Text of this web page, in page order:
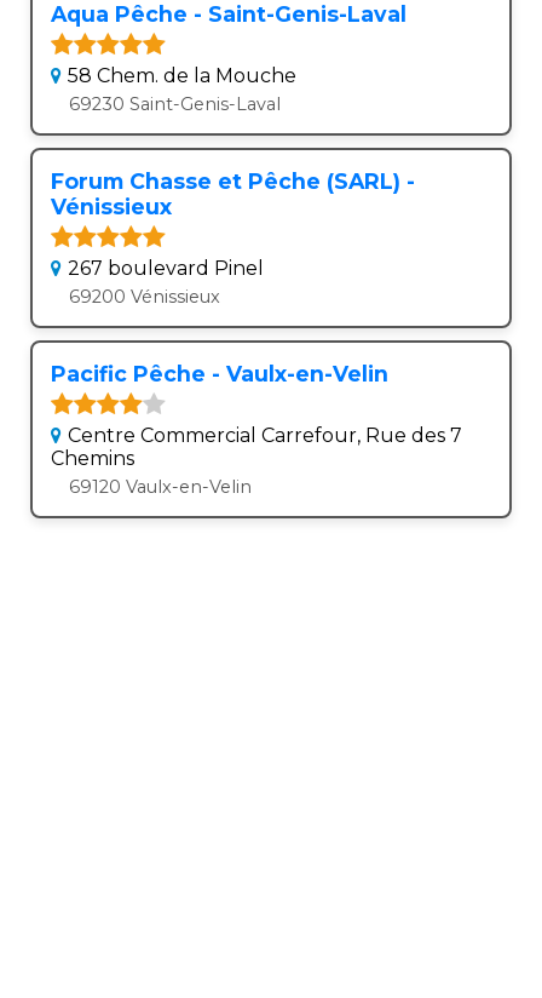
Aqua Pêche - Saint-Genis-Laval
58 Chem. de la Mouche
69230 Saint-Genis-Laval
Forum Chasse et Pêche (SARL) -
Vénissieux
267 boulevard Pinel
69200 Vénissieux
Pacific Pêche - Vaulx-en-Velin
Centre Commercial Carrefour, Rue des 7
Chemins
69120 Vaulx-en-Velin